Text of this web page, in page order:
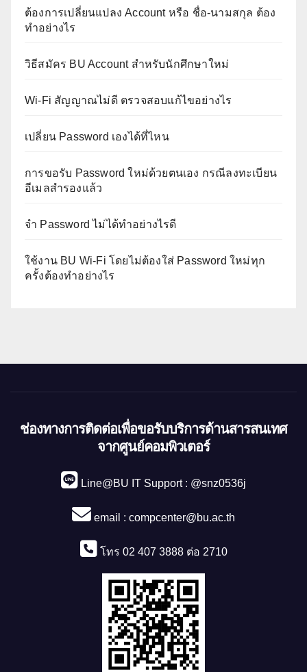
ต้องการเปลี่ยนแปลง Account หรือ ชื่อ-นามสกุล ต้อง
ทำอย่างไร
วิธีสมัคร BU Account สำหรับนักศึกษาใหม่
Wi-Fi สัญญาณไม่ดี ตรวจสอบแก้ไขอย่างไร
เปลี่ยน Password เองได้ที่ไหน
การขอรับ Password ใหม่ด้วยตนเอง กรณีลงทะเบียน
อีเมลสำรองแล้ว
จำ Password ไม่ได้ทำอย่างไรดี
ใช้งาน BU Wi-Fi โดยไม่ต้องใส่ Password ใหม่ทุก
ครั้งต้องทำอย่างไร
ช่องทางการติดต่อเพื่อขอรับบริการด้านสารสนเทศ
จากศูนย์คอมพิวเตอร์
Line@BU IT Support : @snz0536j
email : compcenter@bu.ac.th
โทร 02 407 3888 ต่อ 2710